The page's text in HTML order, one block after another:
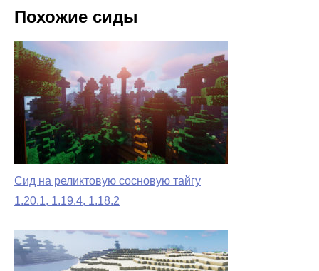
Похожие сиды
Сид на реликтовую сосновую тайгу
1.20.1, 1.19.4, 1.18.2